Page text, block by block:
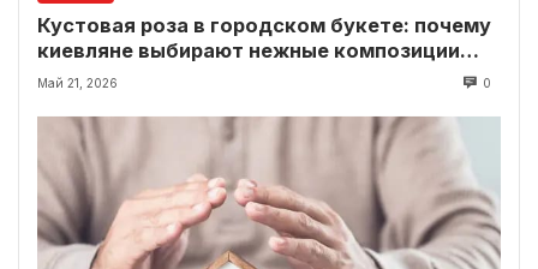
Кустовая роза в городском букете: почему
киевляне выбирают нежные композиции
вместо классики
Май 21, 2026 0